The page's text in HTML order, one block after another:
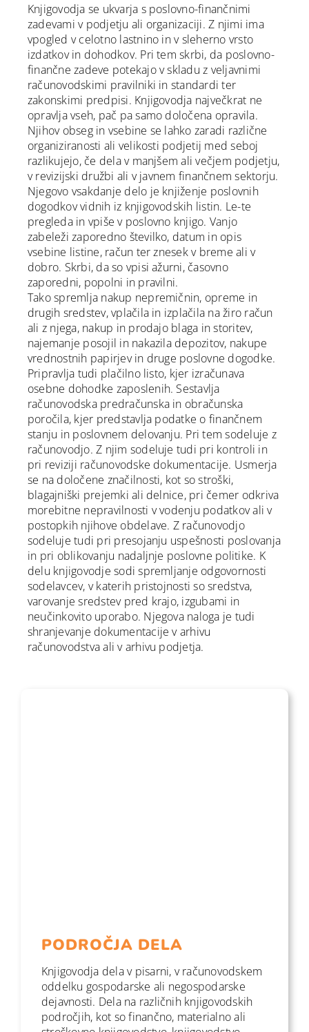
Knjigovodja se ukvarja s poslovno-finančnimi
zadevami v podjetju ali organizaciji. Z njimi ima
vpogled v celotno lastnino in v sleherno vrsto
izdatkov in dohodkov. Pri tem skrbi, da poslovno-
finančne zadeve potekajo v skladu z veljavnimi
računovodskimi pravilniki in standardi ter
zakonskimi predpisi. Knjigovodja največkrat ne
opravlja vseh, pač pa samo določena opravila.
Njihov obseg in vsebine se lahko zaradi različne
organiziranosti ali velikosti podjetij med seboj
razlikujejo, če dela v manjšem ali večjem podjetju,
v revizijski družbi ali v javnem finančnem sektorju.
Njegovo vsakdanje delo je knjiženje poslovnih
dogodkov vidnih iz knjigovodskih listin. Le-te
pregleda in vpiše v poslovno knjigo. Vanjo
zabeleži zaporedno številko, datum in opis
vsebine listine, račun ter znesek v breme ali v
dobro. Skrbi, da so vpisi ažurni, časovno
zaporedni, popolni in pravilni.
Tako spremlja nakup nepremičnin, opreme in
drugih sredstev, vplačila in izplačila na žiro račun
ali z njega, nakup in prodajo blaga in storitev,
najemanje posojil in nakazila depozitov, nakupe
vrednostnih papirjev in druge poslovne dogodke.
Pripravlja tudi plačilno listo, kjer izračunava
osebne dohodke zaposlenih. Sestavlja
računovodska predračunska in obračunska
poročila, kjer predstavlja podatke o finančnem
stanju in poslovnem delovanju. Pri tem sodeluje z
računovodjo. Z njim sodeluje tudi pri kontroli in
pri reviziji računovodske dokumentacije. Usmerja
se na določene značilnosti, kot so stroški,
blagajniški prejemki ali delnice, pri čemer odkriva
morebitne nepravilnosti v vodenju podatkov ali v
postopkih njihove obdelave. Z računovodjo
sodeluje tudi pri presojanju uspešnosti poslovanja
in pri oblikovanju nadaljnje poslovne politike. K
delu knjigovodje sodi spremljanje odgovornosti
sodelavcev, v katerih pristojnosti so sredstva,
varovanje sredstev pred krajo, izgubami in
neučinkovito uporabo. Njegova naloga je tudi
shranjevanje dokumentacije v arhivu
računovodstva ali v arhivu podjetja.
PODROČJA DELA
Knjigovodja dela v pisarni, v računovodskem
oddelku gospodarske ali negospodarske
dejavnosti. Dela na različnih knjigovodskih
področjih, kot so finančno, materialno ali